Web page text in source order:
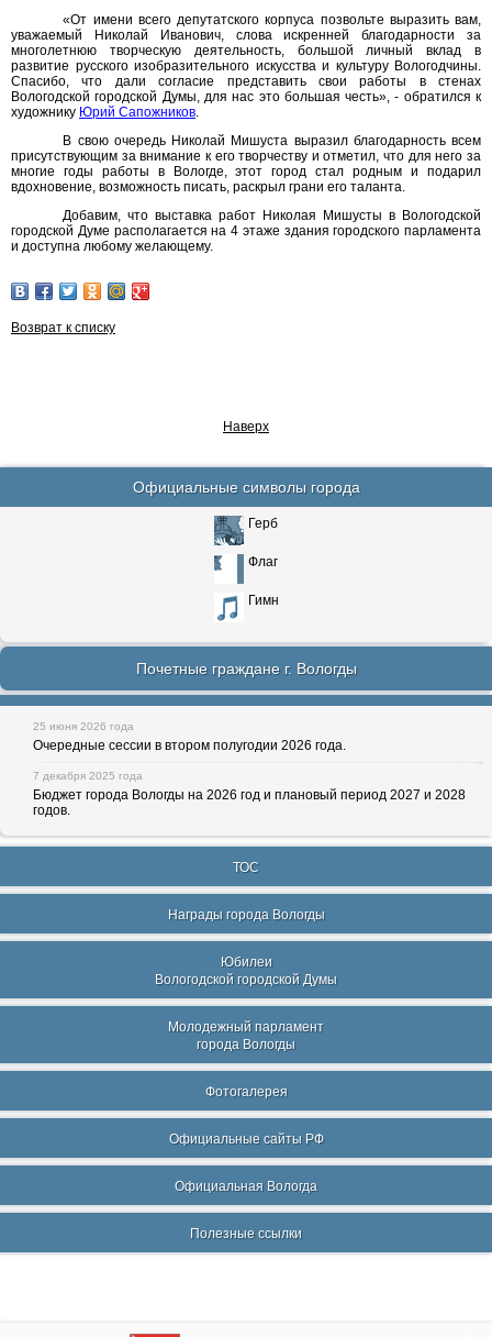
«От имени всего депутатского корпуса позвольте выразить вам,
уважаемый Николай Иванович, слова искренней благодарности за
многолетнюю творческую деятельность, большой личный вклад в
развитие русского изобразительного искусства и культуру Вологодчины.
Спасибо, что дали согласие представить свои работы в стенах
Вологодской городской Думы, для нас это большая честь», - обратился к
художнику Юрий Сапожников.
В свою очередь Николай Мишуста выразил благодарность всем
присутствующим за внимание к его творчеству и отметил, что для него за
многие годы работы в Вологде, этот город стал родным и подарил
вдохновение, возможность писать, раскрыл грани его таланта.
Добавим, что выставка работ Николая Мишусты в Вологодской
городской Думе располагается на 4 этаже здания городского парламента
и доступна любому желающему.
Возврат к списку
Наверх
Официальные символы города
Герб
Флаг
Гимн
Почетные граждане г. Вологды
25 июня 2026 года
Очередные сессии в втором полугодии 2026 года.
7 декабря 2025 года
Бюджет города Вологды на 2026 год и плановый период 2027 и 2028
годов.
ТОС
Награды города Вологды
Юбилеи
Вологодской городской Думы
Молодежный парламент
города Вологды
Фотогалерея
Официальные сайты РФ
Официальная Вологда
Полезные ссылки